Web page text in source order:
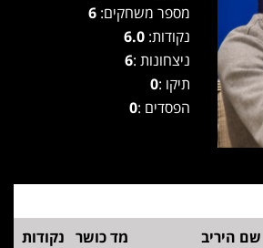
מספר משחקים:
נקודות: 6.0
ניצחונות :6
תיקו :0
הפסדים :0
שם היריב מד כושר נקודות